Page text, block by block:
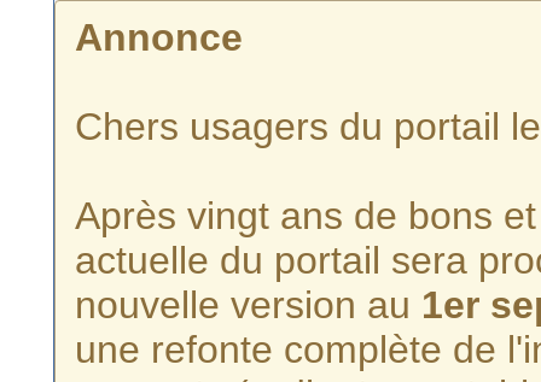
Annonce
Chers usagers du portail
Après vingt ans de bons
actuelle du portail sera
nouvelle version au 1er
une refonte complète de